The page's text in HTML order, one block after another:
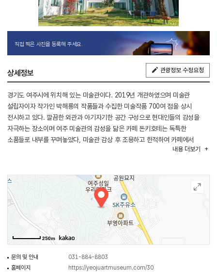
직접 찍은 사진을 등록해 주세요.
상세정보 관광정보 수정요청
경기도 여주시에 위치해 있는 미술관이다. 2019년 개관하였으며 미술관
설립자이자 작가인 박해룡의 작품들과 수집한 미술작품 700여 점을 상시
전시하고 있다. 깔끔한 외관과 아기자기한 공간 구성으로 현대인들의 감성을
자극하는 장소이며 여주 미술관의 감성을 닮은 카페 돈키호테는 독특한
소품들로 내부를 꾸며놓았다, 미술관 감상 후 조용하고 한적하여 카페에서
잔디정원을 바라보며 휴식하기에 좋다. 수도권에서 멀지 않은 곳에 있어 주말
내용 더보기
250m
문의 및 안내
031-884-8803
홈페이지
https://yeojuartmuseum.com/30